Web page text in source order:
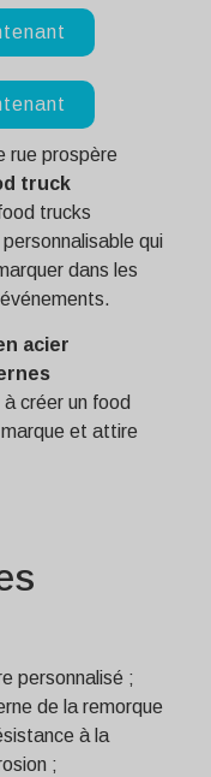
rue prospère
truck
trucks
qui
dans les
acier
créer un food
et attire
personnalisé ;
de la remorque
à la
;